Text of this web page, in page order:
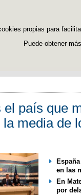
propias para
Puede obtener
el país que
media de
en las
En
por